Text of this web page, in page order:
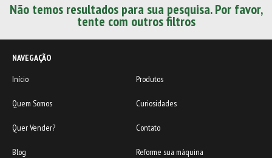
Não temos resultados para sua pesquisa. Por favor,
tente com outros filtros
NAVEGAÇÃO
Início
Produtos
Quem Somos Curiosidades
Quer Vender? Contato
Blog Reforme sua máquina